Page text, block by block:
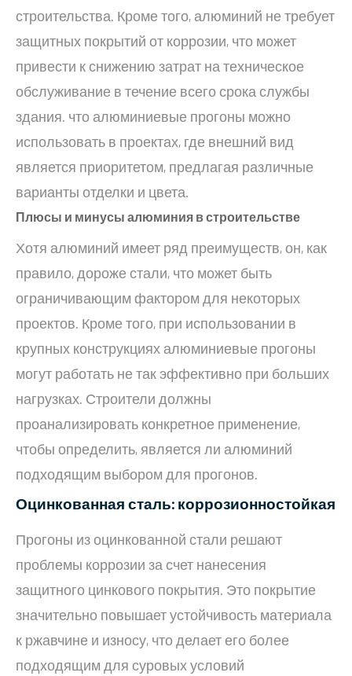
строительства. Кроме того, алюминий не требует
защитных покрытий от коррозии, что может
привести к снижению затрат на техническое
обслуживание в течение всего срока службы
здания. что алюминиевые прогоны можно
использовать в проектах, где внешний вид
является приоритетом, предлагая различные
варианты отделки и цвета.
Плюсы и минусы алюминия в строительстве
Хотя алюминий имеет ряд преимуществ, он, как
правило, дороже стали, что может быть
ограничивающим фактором для некоторых
проектов. Кроме того, при использовании в
крупных конструкциях алюминиевые прогоны
могут работать не так эффективно при больших
нагрузках. Строители должны
проанализировать конкретное применение,
чтобы определить, является ли алюминий
подходящим выбором для прогонов.
Оцинкованная сталь: коррозионностойкая
Прогоны из оцинкованной стали решают
проблемы коррозии за счет нанесения
защитного цинкового покрытия. Это покрытие
значительно повышает устойчивость материала
к ржавчине и износу, что делает его более
подходящим для суровых условий